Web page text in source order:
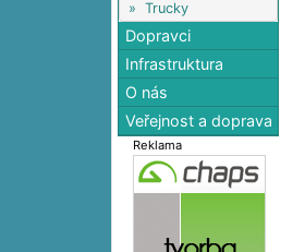
» Trucky
Dopravci
Infrastruktura
O nás
Veřejnost a doprava
Reklama